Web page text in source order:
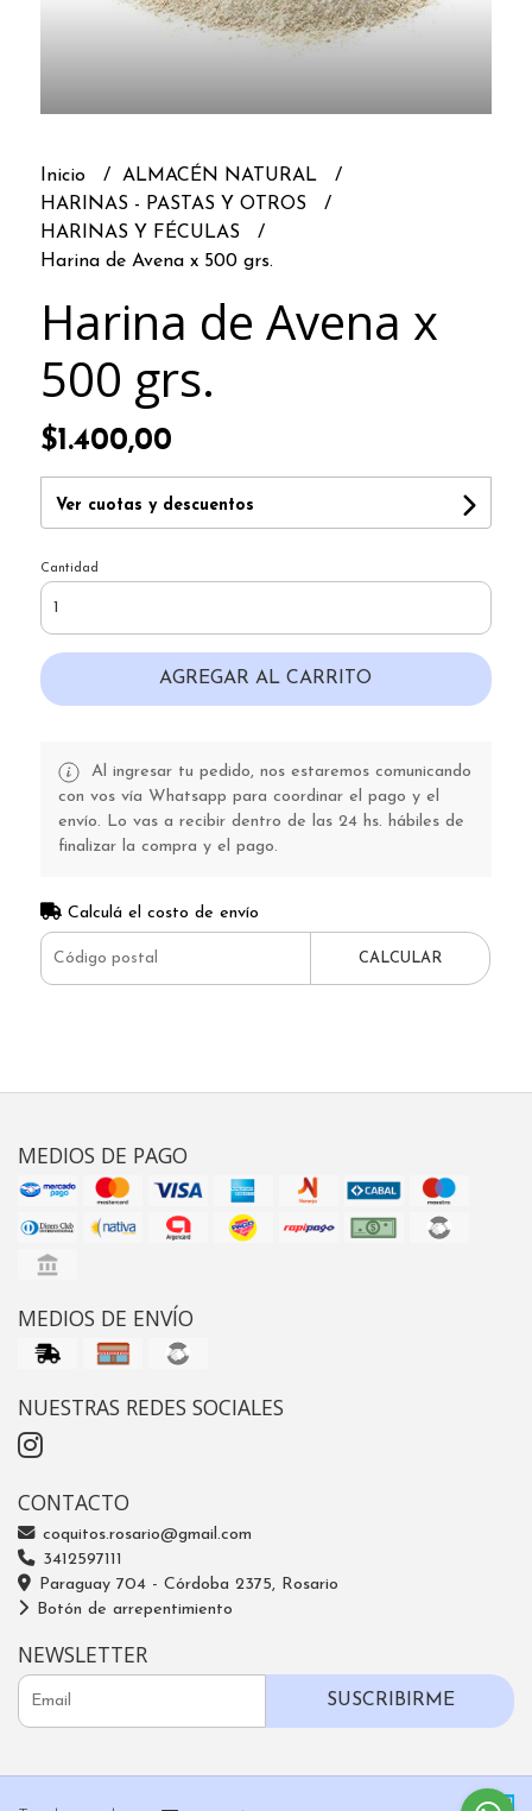
Inicio
ALMACÉN NATURAL
HARINAS - PASTAS Y OTROS
HARINAS Y FÉCULAS
Harina de Avena x 500 grs.
Harina de Avena x
500 grs.
$1.400,00
Ver cuotas y descuentos
Cantidad
AGREGAR AL CARRITO
Al ingresar tu pedido, nos estaremos comunicando
con vos vía Whatsapp para coordinar el pago y el
envío. Lo vas a recibir dentro de las 24 hs. hábiles de
finalizar la compra y el pago.
Calculá el costo de envío
CALCULAR
MEDIOS DE PAGO
MEDIOS DE ENVÍO
NUESTRAS REDES SOCIALES
CONTACTO
coquitos.rosario@gmail.com
3412597111
Paraguay 704 - Córdoba 2375, Rosario
Botón de arrepentimiento
NEWSLETTER
SUSCRIBIRME